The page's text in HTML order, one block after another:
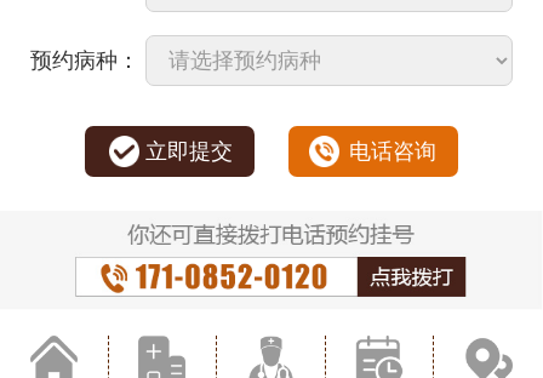
预约病种：
立即提交 电话咨询